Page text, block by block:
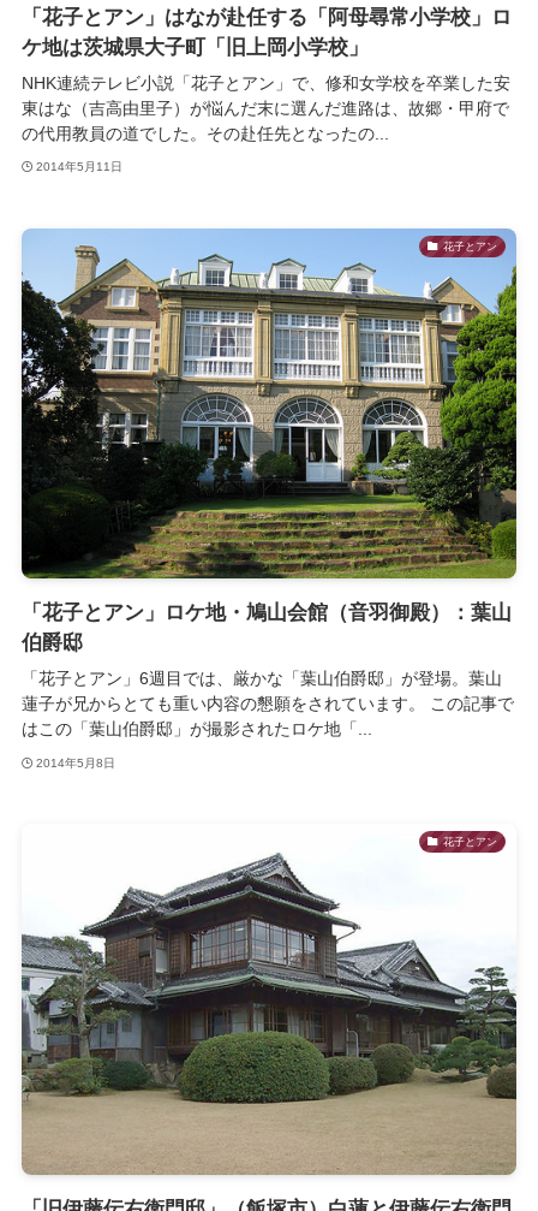
「花子とアン」はなが赴任する「阿母尋常小学校」ロ
ケ地は茨城県大子町「旧上岡小学校」
NHK連続テレビ小説「花子とアン」で、修和女学校を卒業した安
東はな（吉高由里子）が悩んだ末に選んだ進路は、故郷・甲府で
の代用教員の道でした。その赴任先となったの...
2014年5月11日
花子とアン
「花子とアン」ロケ地・鳩山会館（音羽御殿）：葉山
伯爵邸
「花子とアン」6週目では、厳かな「葉山伯爵邸」が登場。葉山
蓮子が兄からとても重い内容の懇願をされています。 この記事で
はこの「葉山伯爵邸」が撮影されたロケ地「...
2014年5月8日
花子とアン